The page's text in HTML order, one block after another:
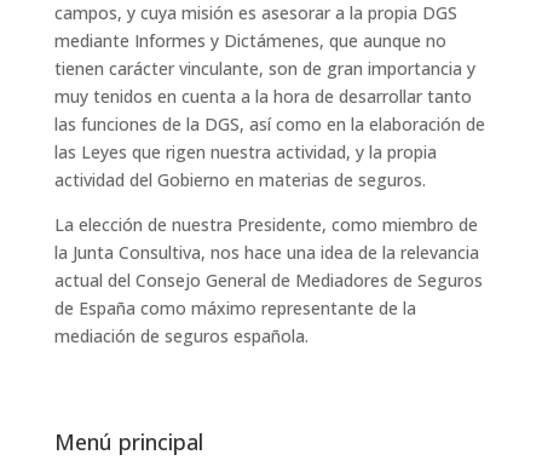
campos, y cuya misión es asesorar a la propia DGS
mediante Informes y Dictámenes, que aunque no
tienen carácter vinculante, son de gran importancia y
muy tenidos en cuenta a la hora de desarrollar tanto
las funciones de la DGS, así como en la elaboración de
las Leyes que rigen nuestra actividad, y la propia
actividad del Gobierno en materias de seguros.
La elección de nuestra Presidente, como miembro de
la Junta Consultiva, nos hace una idea de la relevancia
actual del Consejo General de Mediadores de Seguros
de España como máximo representante de la
mediación de seguros española.
Menú principal